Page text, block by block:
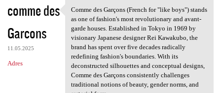
comme des
Garcons
11.05.2025
Adres
Comme des Garçons (French for
Comme des Garçons (French for "like boys") stands
as one of fashion's most revolutionary and avant-
garde houses. Established in Tokyo in 1969 by
visionary Japanese designer Rei Kawakubo, the
brand has spent over five decades radically
redefining fashion's boundaries. With its
deconstructed silhouettes and conceptual designs,
Comme des Garçons consistently challenges
traditional notions of beauty, gender norms, and